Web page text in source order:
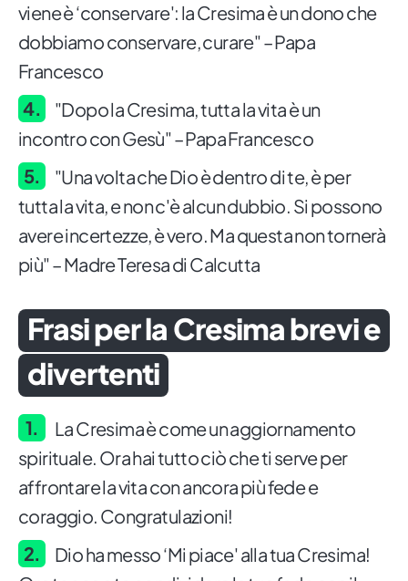
viene è ‘conservare': la Cresima è un dono che
dobbiamo conservare, curare" – Papa
Francesco
"Dopo la Cresima, tutta la vita è un
incontro con Gesù" – Papa Francesco
"Una volta che Dio è dentro di te, è per
tutta la vita, e non c'è alcun dubbio. Si possono
avere incertezze, è vero. Ma questa non tornerà
più" – Madre Teresa di Calcutta
Frasi per la Cresima brevi e
divertenti
La Cresima è come un aggiornamento
spirituale. Ora hai tutto ciò che ti serve per
affrontare la vita con ancora più fede e
coraggio. Congratulazioni!
Dio ha messo ‘Mi piace' alla tua Cresima!